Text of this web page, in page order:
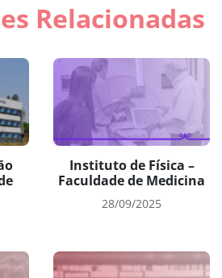
Relacionadas
Instituto de Física –
Faculdade de Medicina
28/09/2025